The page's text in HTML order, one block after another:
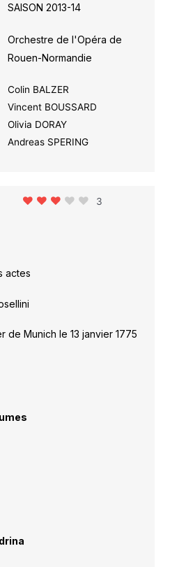
SAISON 2013-14
Orchestre de l'Opéra de
Rouen-Normandie
Colin BALZER
Vincent BOUSSARD
Olivia DORAY
Andreas SPERING
3
actes
de Munich le 13 janvier 1775